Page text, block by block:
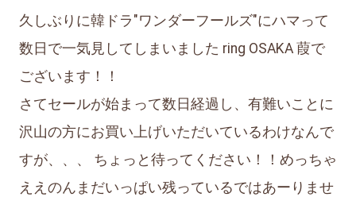
久しぶりに韓ドラ"ワンダーフールズ"にハマって
数日で一気見してしまいました ring OSAKA 葭で
ございます！！
さてセールが始まって数日経過し、有難いことに
沢山の方にお買い上げいただいているわけなんで
すが、、、 ちょっと待ってください！！めっちゃ
ええのんまだいっぱい残っているではあーりませ